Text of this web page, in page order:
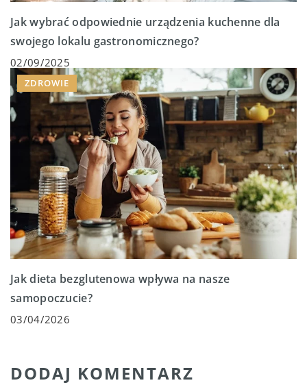
Jak wybrać odpowiednie urządzenia kuchenne dla
swojego lokalu gastronomicznego?
02/09/2025
ZDROWIE
Jak dieta bezglutenowa wpływa na nasze
samopoczucie?
03/04/2026
DODAJ KOMENTARZ